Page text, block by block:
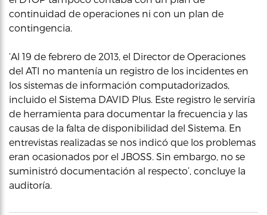
continuidad de operaciones ni con un plan de
contingencia.
‘Al 19 de febrero de 2013, el Director de Operaciones
del ATI no mantenía un registro de los incidentes en
los sistemas de información computadorizados,
incluido el Sistema DAVID Plus. Este registro le serviría
de herramienta para documentar la frecuencia y las
causas de la falta de disponibilidad del Sistema. En
entrevistas realizadas se nos indicó que los problemas
eran ocasionados por el JBOSS. Sin embargo, no se
suministró documentación al respecto’, concluye la
auditoría.